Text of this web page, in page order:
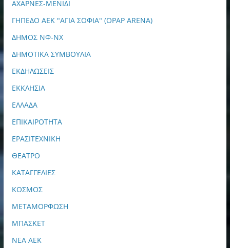
ΑΧΑΡΝΕΣ-ΜΕΝΙΔΙ
ΓΗΠΕΔΟ ΑΕΚ "ΑΓΙΑ ΣΟΦΙΑ" (OPAP ARENA)
ΔΗΜΟΣ ΝΦ-ΝΧ
ΔΗΜΟΤΙΚΑ ΣΥΜΒΟΥΛΙΑ
ΕΚΔΗΛΩΣΕΙΣ
ΕΚΚΛΗΣΙΑ
ΕΛΛΑΔΑ
ΕΠΙΚΑΙΡΟΤΗΤΑ
ΕΡΑΣΙΤΕΧΝΙΚΗ
ΘΕΑΤΡΟ
ΚΑΤΑΓΓΕΛΙΕΣ
ΚΟΣΜΟΣ
ΜΕΤΑΜΟΡΦΩΣΗ
ΜΠΑΣΚΕΤ
ΝΕΑ ΑΕΚ